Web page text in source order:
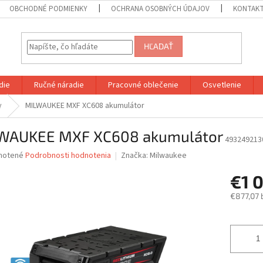
OBCHODNÉ PODMIENKY OCHRANA OSOBNÝCH ÚDAJOV
HĽADAŤ
Ručné náradie Pracovné oblečenie Osvetlenie
MILWAUKEE MXF XC608 akumulátor
MXF XC608 akumulátor
Podrobnosti hodnotenia Značka: Milwaukee
€1
€877,07
cena: